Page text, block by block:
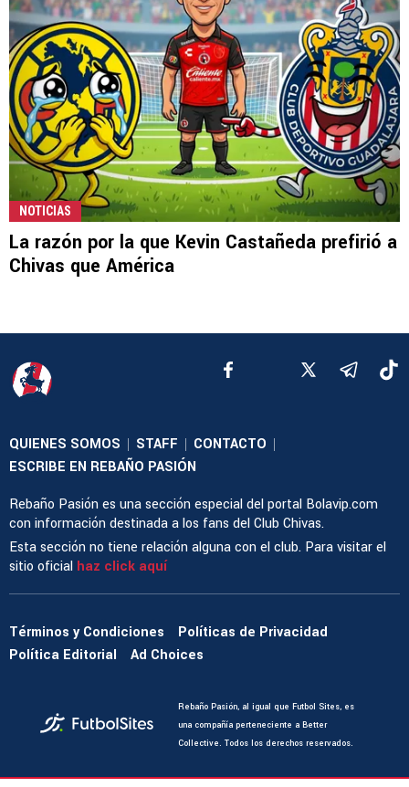
NOTICIAS
La razón por la que Kevin Castañeda prefirió a
Chivas que América
QUIENES SOMOS | STAFF | CONTACTO |
ESCRIBE EN REBAÑO PASIÓN
Rebaño Pasión es una sección especial del portal Bolavip.com
con información destinada a los fans del Club Chivas.
Esta sección no tiene relación alguna con el club. Para visitar el
sitio oficial haz click aquí
Términos y Condiciones
Políticas de Privacidad
Política Editorial
Ad Choices
Rebaño Pasión, al igual que Futbol Sites, es
una compañía perteneciente a Better
Collective. Todos los derechos reservados.